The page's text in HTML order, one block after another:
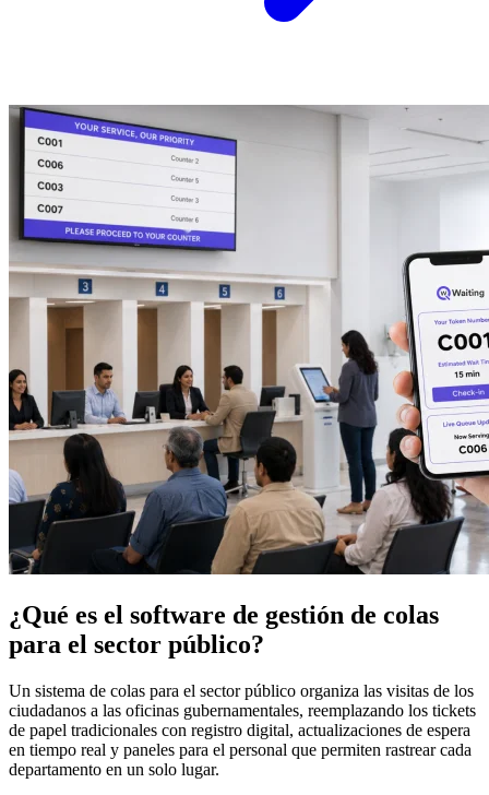
¿Qué es el software de gestión de colas
para el sector público?
Un sistema de colas para el sector público organiza las visitas de los
ciudadanos a las oficinas gubernamentales, reemplazando los tickets
de papel tradicionales con registro digital, actualizaciones de espera
en tiempo real y paneles para el personal que permiten rastrear cada
departamento en un solo lugar.